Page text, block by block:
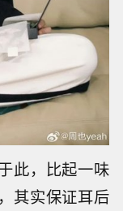
此，比起一味
其实保证耳后